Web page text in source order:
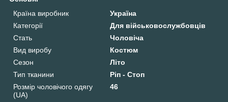
Країна виробник
Україна
Категорії
Для військовослужбовців
Стать
Чоловіча
Вид виробу
Костюм
Сезон
Літо
Тип тканини
Ріп - Стоп
Розмір чоловічого одягу
(UA)
46